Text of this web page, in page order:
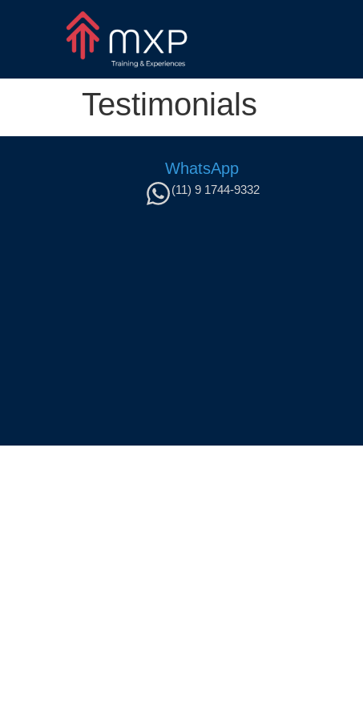
Testimonials
WhatsApp
(11) 9 1744-9332